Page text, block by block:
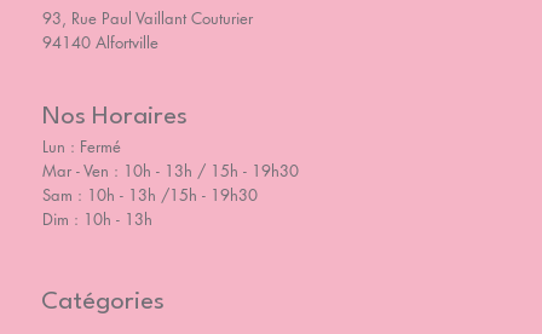
93, Rue Paul Vaillant Couturier
94140 Alfortville
Nos Horaires
Lun : Fermé
Mar - Ven : 10h - 13h / 15h - 19h30
Sam : 10h - 13h /15h - 19h30
Dim : 10h - 13h
Catégories